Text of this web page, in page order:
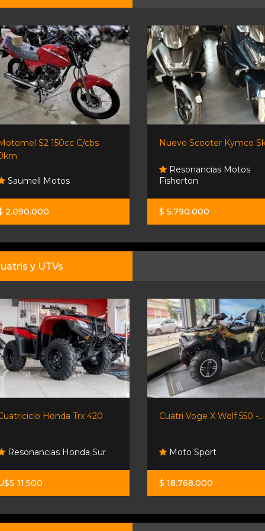
S2 150cc C/cbs
Saumell Motos
2.090.000
Nuevo Scooter Kymco
Resonancias Motos
Fisherton
$ 5.790.000
y UTVs
Honda Trx 420
Resonancias Honda Sur
11.500
Cuatri Voge X Wolf 550 -...
Moto Sport
$ 18.768.000